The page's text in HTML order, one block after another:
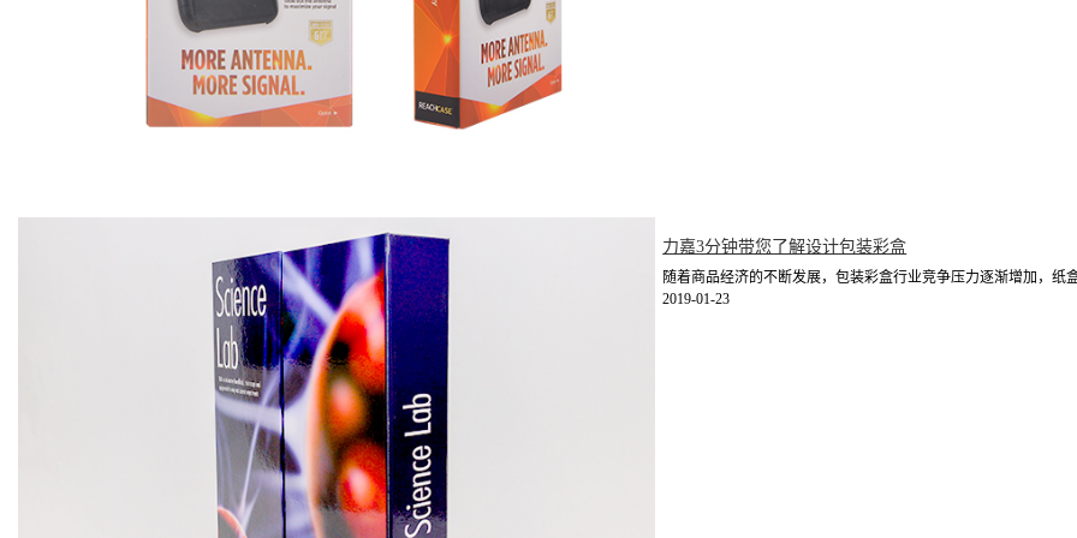
力嘉3分钟带您了解设计包装彩盒
随着商品经济的不断发展，包装彩盒行业竞争压力逐渐增加，纸
2019-01-23